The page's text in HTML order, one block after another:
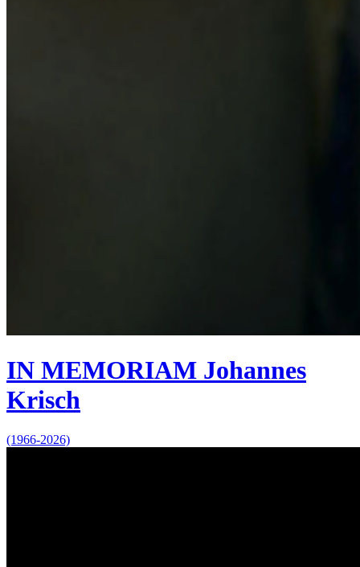
IN MEMORIAM Johannes
Krisch
(1966-2026)